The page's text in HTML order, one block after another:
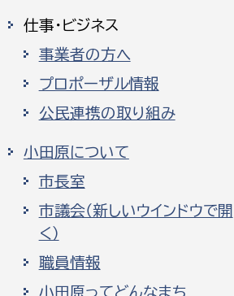
仕事・ビジネス
事業者の方へ
プロポーザル情報
公民連携の取り組み
小田原について
市長室
市議会（新しいウインドウで開
く）
職員情報
小田原ってどんなまち